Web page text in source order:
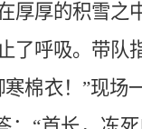
厚厚的积雪之
了呼吸。带
棉衣！”现场